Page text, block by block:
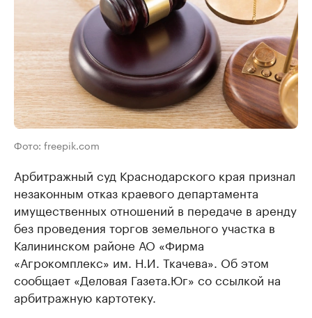
Фото: freepik.com
Арбитражный суд Краснодарского края признал
незаконным отказ краевого департамента
имущественных отношений в передаче в аренду
без проведения торгов земельного участка в
Калининском районе АО «Фирма
«Агрокомплекс» им. Н.И. Ткачева». Об этом
сообщает «Деловая Газета.Юг» со ссылкой на
арбитражную картотеку.